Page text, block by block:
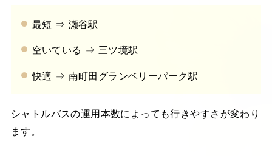
最短 ⇒ 瀬谷駅
空いている ⇒ 三ツ境駅
快適 ⇒ 南町田グランベリーパーク駅
シャトルバスの運用本数によっても行きやすさが変わり
ます。